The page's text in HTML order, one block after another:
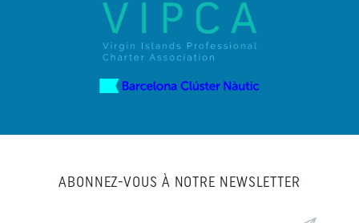
ABONNEZ-VOUS À NOTRE NEWSLETTER